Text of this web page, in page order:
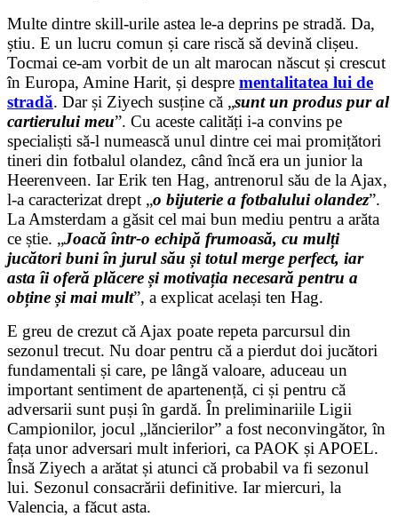
Multe dintre skill-urile astea le-a deprins pe stradă. Da,
știu. E un lucru comun și care riscă să devină clișeu.
Tocmai ce-am vorbit de un alt marocan născut și crescut
în Europa, Amine Harit, și despre mentalitatea lui de
stradă. Dar și Ziyech susține că „sunt un produs pur al
cartierului meu”. Cu aceste calități i-a convins pe
specialiști să-l numească unul dintre cei mai promițători
tineri din fotbalul olandez, când încă era un junior la
Heerenveen. Iar Erik ten Hag, antrenorul său de la Ajax,
l-a caracterizat drept „o bijuterie a fotbalului olandez”.
La Amsterdam a găsit cel mai bun mediu pentru a arăta
ce știe. „Joacă într-o echipă frumoasă, cu mulți
jucători buni în jurul său și totul merge perfect, iar
asta îi oferă plăcere și motivația necesară pentru a
obține și mai mult”, a explicat același ten Hag.
E greu de crezut că Ajax poate repeta parcursul din
sezonul trecut. Nu doar pentru că a pierdut doi jucători
fundamentali și care, pe lângă valoare, aduceau un
important sentiment de apartenență, ci și pentru că
adversarii sunt puși în gardă. În preliminariile Ligii
Campionilor, jocul „lăncierilor” a fost neconvingător, în
fața unor adversari mult inferiori, ca PAOK și APOEL.
Însă Ziyech a arătat și atunci că probabil va fi sezonul
lui. Sezonul consacrării definitive. Iar miercuri, la
Valencia, a făcut asta.